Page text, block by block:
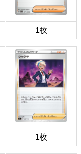
1枚
1枚